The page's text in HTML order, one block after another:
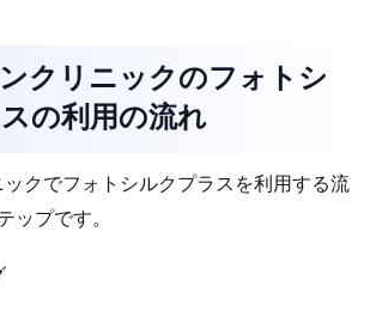
クリニックのフォトシ
の利用の流れ
クでフォトシルクプラスを利用する流
ップです。